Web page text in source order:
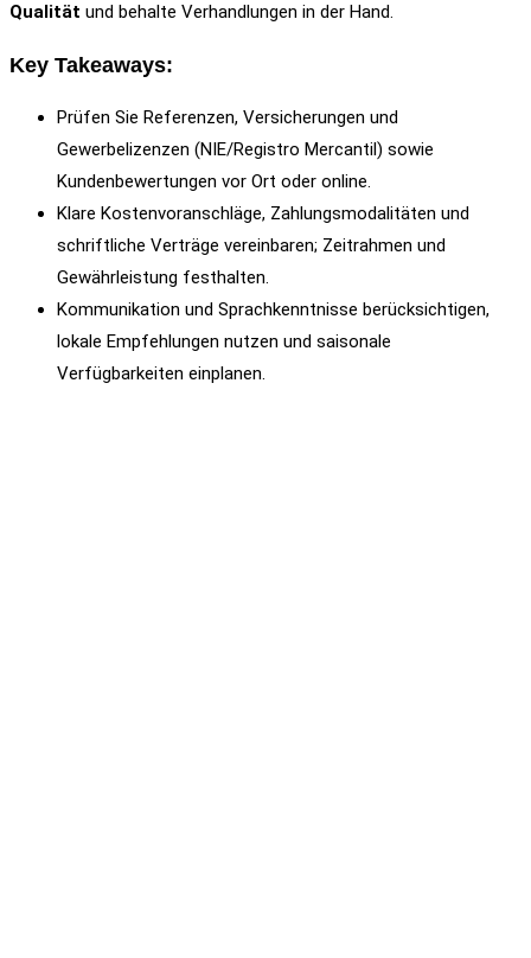
Qualität und behalte Verhandlungen in der Hand.
Key Takeaways:
Prüfen Sie Referenzen, Versicherungen und
Gewerbelizenzen (NIE/Registro Mercantil) sowie
Kundenbewertungen vor Ort oder online.
Klare Kostenvoranschläge, Zahlungsmodalitäten und
schriftliche Verträge vereinbaren; Zeitrahmen und
Gewährleistung festhalten.
Kommunikation und Sprachkenntnisse berücksichtigen,
lokale Empfehlungen nutzen und saisonale
Verfügbarkeiten einplanen.